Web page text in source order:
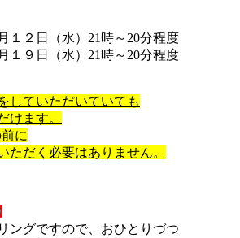
２日（水）21時～20分程度
９日（水）21時～20分程度
していただいていても
けます。
に
ただく必要はありません。
ングですので、おひとりづつ